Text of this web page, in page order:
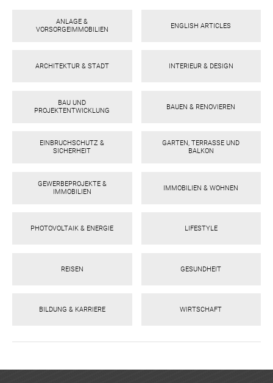
ANLAGE &
VORSORGEIMMOBILIEN
ENGLISH ARTICLES
ARCHITEKTUR & STADT INTERIEUR & DESIGN
BAU UND
PROJEKTENTWICKLUNG
BAUEN & RENOVIEREN
EINBRUCHSCHUTZ &
SICHERHEIT
GARTEN, TERRASSE UND
BALKON
GEWERBEPROJEKTE &
IMMOBILIEN
IMMOBILIEN & WOHNEN
PHOTOVOLTAIK & ENERGIE LIFESTYLE
REISEN GESUNDHEIT
BILDUNG & KARRIERE WIRTSCHAFT